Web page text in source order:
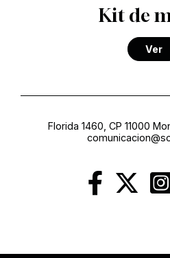
Kit de
Ver
Florida 1460, CP 11000